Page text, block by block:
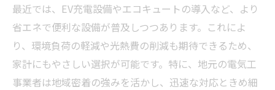
地域で選ばれる電気工事の成功ポイント
エコ住宅を目指す電気工事の体験談まとめ
導入事例から学ぶ電気工事の注意点
上市町で注目される電気工事の進化
最近では、EV充電設備やエコキュートの導入など、より
省エネで便利な設備が普及しつつあります。これによ
り、環境負荷の軽減や光熱費の削減も期待できるため、
家計にもやさしい選択が可能です。特に、地元の電気工
事業者は地域密着の強みを活かし、迅速な対応ときめ細